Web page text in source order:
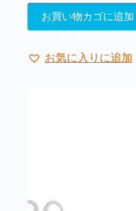
お買い物カゴに追加
お気に入りに追加